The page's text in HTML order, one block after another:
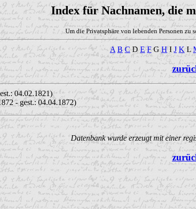
Index für Nachnamen, die
Um die Privatsphäre von lebenden Personen zu
A B C DE FGHI J KL
04.02.1821)
- gest.: 04.04.1872)
Datenbank wurde erzeugt mit einer